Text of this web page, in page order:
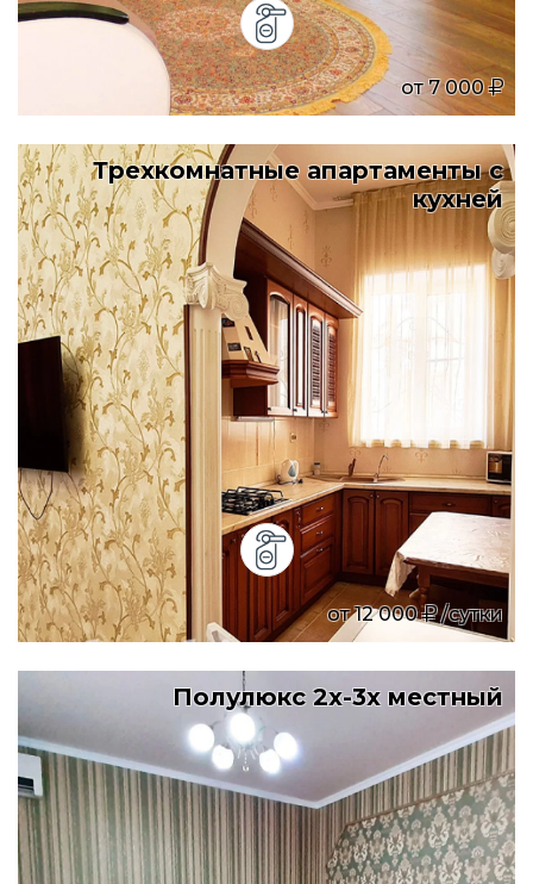
от 7 000
Трехкомнатные апартаменты с
кухней
от 12 000 /сутки
Полулюкс 2х-3х местный